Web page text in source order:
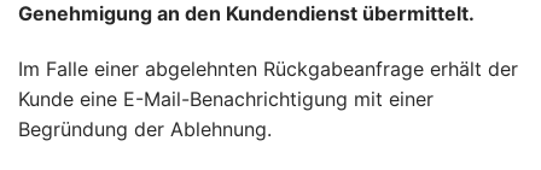
Genehmigung an den Kundendienst übermittelt.
Im Falle einer abgelehnten Rückgabeanfrage erhält der
Kunde eine E-Mail-Benachrichtigung mit einer
Begründung der Ablehnung.